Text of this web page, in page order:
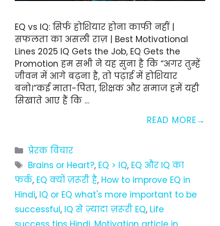
EQ vs IQ: सिर्फ होशियार होना काफी नहीं |
सफलता का असली राज़ | Best Motivational
Lines 2025 IQ Gets the Job, EQ Gets the
Promotion हम सभी ने यह सुना है कि “अगर तुम्हें
जीवन में आगे बढ़ना है, तो पढ़ाई में होशियार
बनो।”कई माता-पिता, शिक्षक और समाज हमें यही
सिखाते आए हैं कि …
READ MORE
Categories
प्रेरक विचार
Tags
Brains or Heart?, EQ > IQ, EQ और IQ का
फर्क, EQ क्यों ज़रूरी है, How to improve EQ in
Hindi, IQ or EQ what's more important to be
successful, IQ से ज़्यादा ज़रूरी EQ, Life